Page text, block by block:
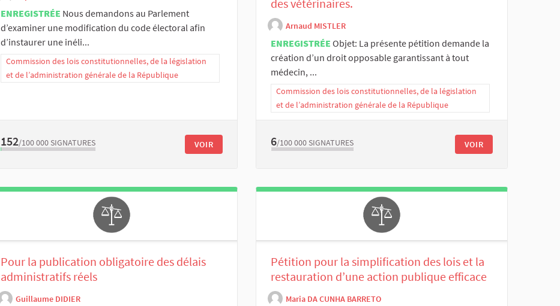
ENREGISTRÉE Nous demandons au Parlement
d’examiner une modification du code électoral afin
d’instaurer une inéli...
Commission des lois constitutionnelles, de la législation
et de l’administration générale de la République
152/100 000 SIGNATURES VOIR
des vétérinaires.
Arnaud MISTLER
ENREGISTRÉE Objet: La présente pétition demande la
création d’un droit opposable garantissant à tout
médecin, ...
Commission des lois constitutionnelles, de la législation
et de l’administration générale de la République
6/100 000 SIGNATURES VOIR
Pour la publication obligatoire des délais
administratifs réels
Guillaume DIDIER
Pétition pour la simplification des lois et la
restauration d’une action publique efficace
Maria DA CUNHA BARRETO